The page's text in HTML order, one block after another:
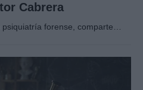
Cabrera
psiquiatría forense, comparte…